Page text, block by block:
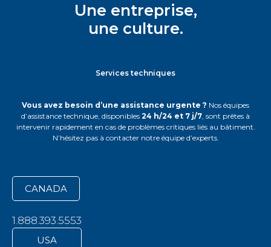
Une entreprise,
une culture.
Services techniques
Vous avez besoin d’une assistance urgente ? Nos équipes
d’assistance technique, disponibles 24 h/24 et 7 j/7 , sont prêtes à
intervenir rapidement en cas de problèmes critiques liés au bâtiment.
N’hésitez pas à contacter notre équipe d’experts.
CANADA
1.888.393.5553
USA